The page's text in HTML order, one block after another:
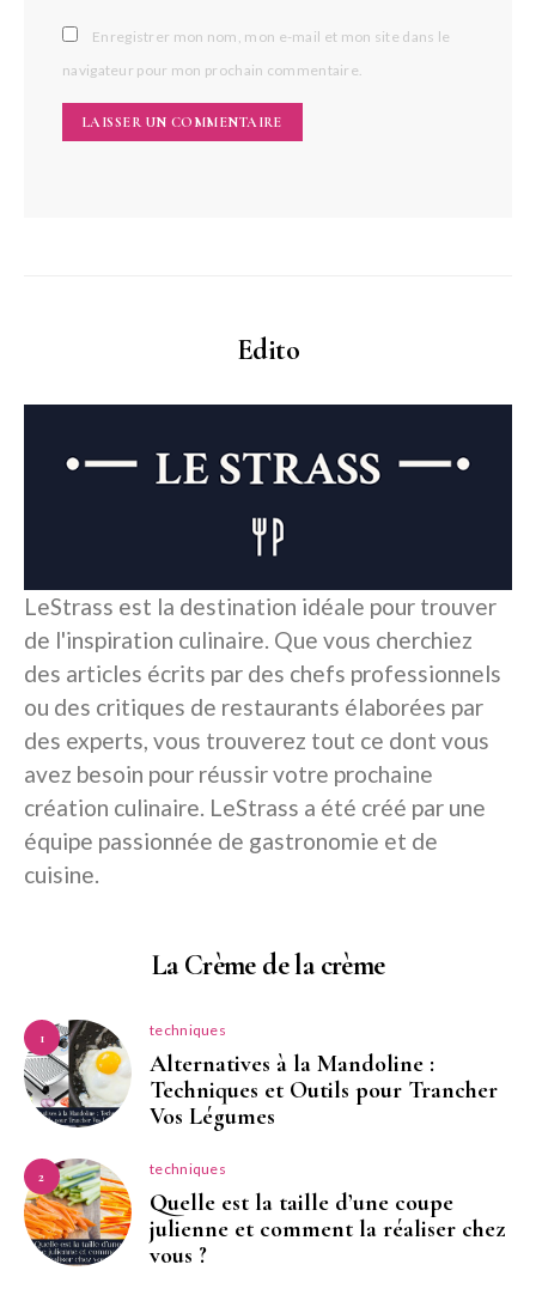
Enregistrer mon nom, mon e-mail et mon site dans le
navigateur pour mon prochain commentaire.
Edito
LeStrass est la destination idéale pour trouver
de l'inspiration culinaire. Que vous cherchiez
des articles écrits par des chefs professionnels
ou des critiques de restaurants élaborées par
des experts, vous trouverez tout ce dont vous
avez besoin pour réussir votre prochaine
création culinaire. LeStrass a été créé par une
équipe passionnée de gastronomie et de
cuisine.
La Crème de la crème
1 techniques
Alternatives à la Mandoline :
Techniques et Outils pour Trancher
Vos Légumes
2 techniques
Quelle est la taille d’une coupe
julienne et comment la réaliser chez
vous ?